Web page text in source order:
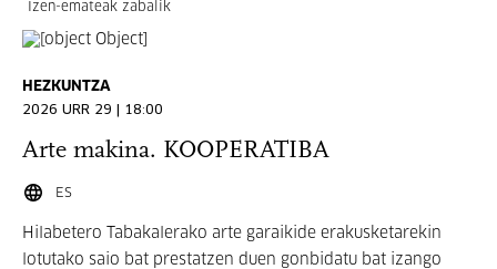
Izen-emateak zabalik
HEZKUNTZA
2026 URR 29 | 18:00
Arte makina. KOOPERATIBA
ES
Hilabetero Tabakalerako arte garaikide erakusketarekin
lotutako saio bat prestatzen duen gonbidatu bat izango